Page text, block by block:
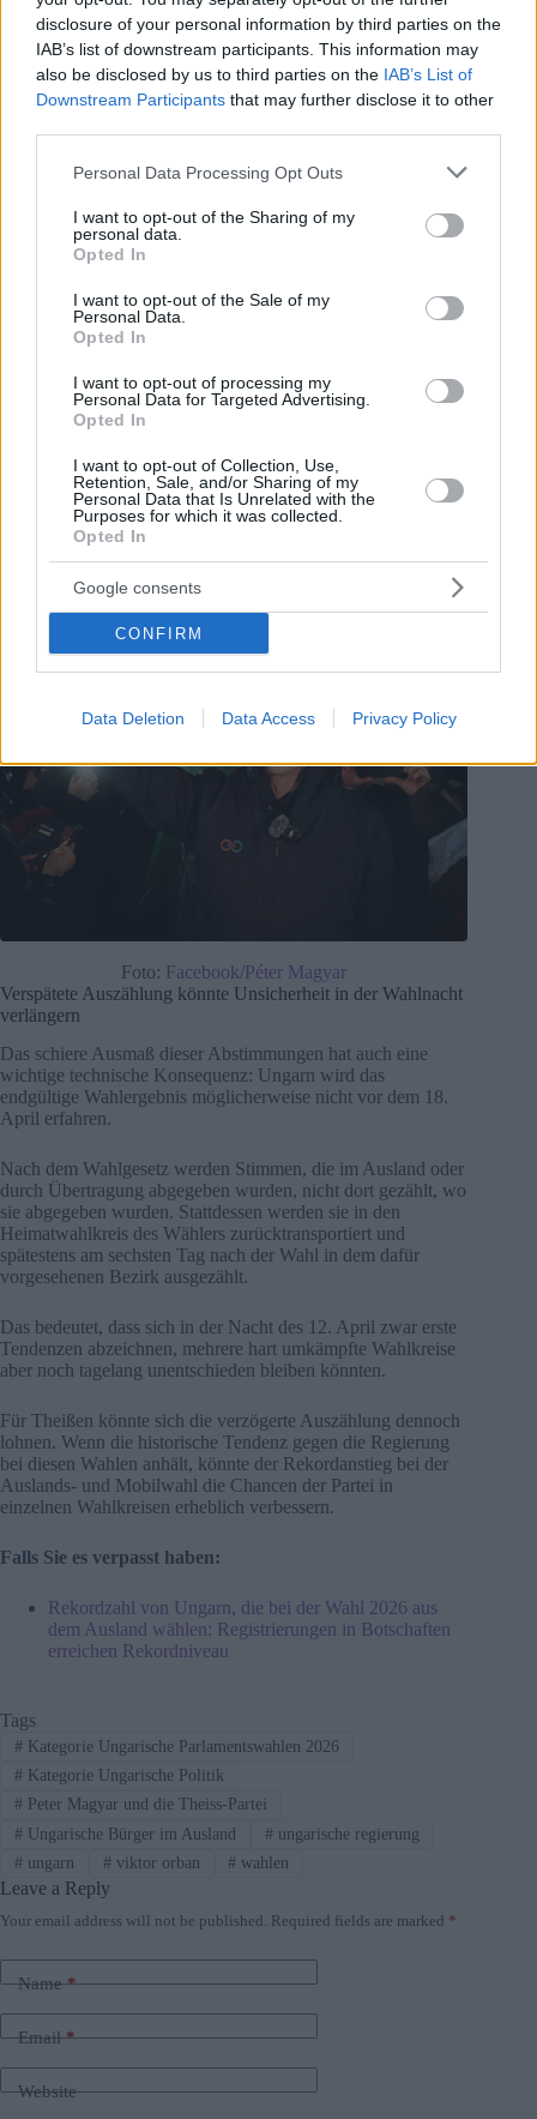
disclosure of your personal information by third parties on the
IAB’s list of downstream participants. This information may
also be disclosed by us to third parties on the IAB’s List of
Downstream Participants that may further disclose it to other
Please note that this website/app uses one or more Google
not limited to your visit or usage behaviour. You may click to
grant or deny consent to Google and its third-party tags to
use your data for below specified purposes in below Google
consent section.
Personal Data Processing Opt Outs
I want to opt-out of the Sharing of my
personal data.
Opted In
I want to opt-out of the Sale of my
Personal Data.
Opted In
I want to opt-out of processing my
Personal Data for Targeted Advertising.
Opted In
I want to opt-out of Collection, Use,
Retention, Sale, and/or Sharing of my
Personal Data that Is Unrelated with the
Purposes for which it was collected.
Opted In
Google consents
CONFIRM
Data Deletion Data Access Privacy Policy
es den Ungarn ermöglicht, an einem anderen Ort als ihrem
ständigen Wohnsitz zu wählen und trotzdem die Kandidaten
ihres Heimatwahlkreises zu wählen.
Stimmabgabe beantragt, gegenüber 157.551 im Jahr 2022:
ein weiterer Rekord.
Nach Ansicht von Bódi könnte der Zeitpunkt der Wahl ein
wichtiger Faktor sein. Da der Wahltag unmittelbar nach dem
langen Osterwochenende liegt, werden viele Ungarn
die Übertragung der Stimmabgabe besonders wichtig macht.
Dieses demographische Konzept scheint wiederum Theiß zu
darauf hin, dass der durchschnittliche Wähler der Partei
jünger, wohlhabender, besser ausgebildet und geografisch
mobiler ist als der typische Fidesz-Anhänger, dessen Basis
weiterhin aus älteren und ländlicheren Wählern besteht.
In zahlreichen umkämpften Wahlkreisen gab es besonders
bemerkenswerte Zuwächse bei den Wechselwählern, darunter
Békés 4, Somogy 4 und Nógrád 1.
Foto: Facebook/Péter Magyar
Verspätete Auszählung könnte Unsicherheit in der Wahlnacht
verlängern
Das schiere Ausmaß dieser Abstimmungen hat auch eine
wichtige technische Konsequenz: Ungarn wird das
endgültige Wahlergebnis möglicherweise nicht vor dem 18.
April erfahren.
Nach dem Wahlgesetz werden Stimmen, die im Ausland oder
durch Übertragung abgegeben wurden, nicht dort gezählt, wo
sie abgegeben wurden. Stattdessen werden sie in den
Heimatwahlkreis des Wählers zurücktransportiert und
spätestens am sechsten Tag nach der Wahl in dem dafür
vorgesehenen Bezirk ausgezählt.
Das bedeutet, dass sich in der Nacht des 12. April zwar erste
Tendenzen abzeichnen, mehrere hart umkämpfte Wahlkreise
aber noch tagelang unentschieden bleiben könnten.
Für Theißen könnte sich die verzögerte Auszählung dennoch
lohnen. Wenn die historische Tendenz gegen die Regierung
bei diesen Wahlen anhält, könnte der Rekordanstieg bei der
Auslands- und Mobilwahl die Chancen der Partei in
einzelnen Wahlkreisen erheblich verbessern.
Falls Sie es verpasst haben:
Rekordzahl von Ungarn, die bei der Wahl 2026 aus
dem Ausland wählen: Registrierungen in Botschaften
erreichen Rekordniveau
Tags
#Kategorie Ungarische Parlamentswahlen 2026
#Kategorie Ungarische Politik
#Peter Magyar und die Theiss-Partei
#Ungarische Bürger im Ausland #ungarische regierung
#ungarn #viktor orban # wahlen
Leave a Reply
Your email address will not be published. Required fields are marked *
Name*
Email*
Website